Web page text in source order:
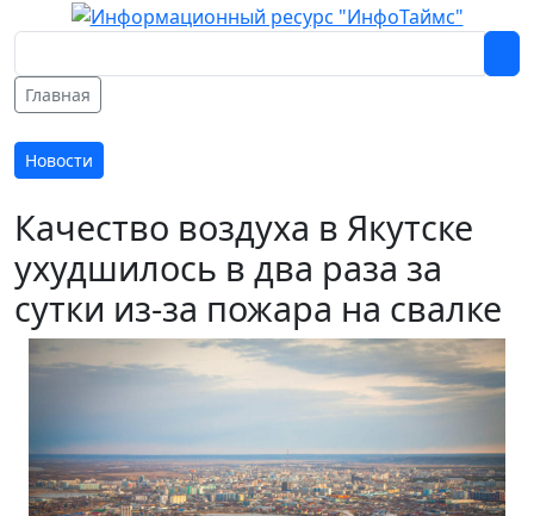
Главная
Новости
Качество воздуха в Якутске
ухудшилось в два раза за
сутки из-за пожара на свалке